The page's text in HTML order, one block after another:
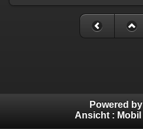
Powered by
Ansicht : Mobil